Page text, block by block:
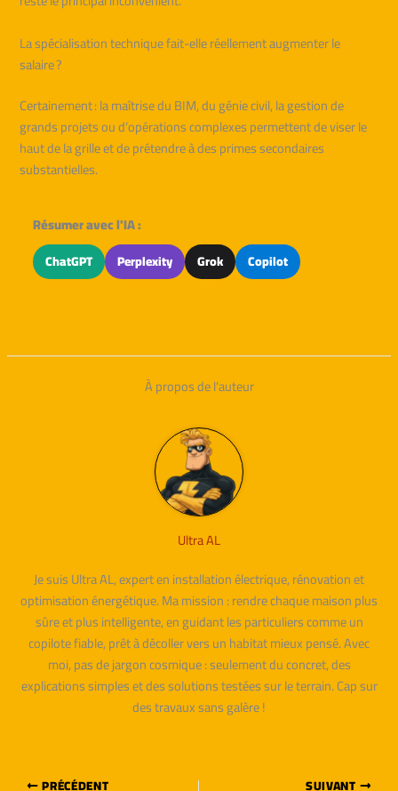
La spécialisation technique fait-elle réellement augmenter le
salaire ?
Certainement : la maîtrise du BIM, du génie civil, la gestion de
grands projets ou d’opérations complexes permettent de viser le
haut de la grille et de prétendre à des primes secondaires
substantielles.
Résumer avec l'IA :
ChatGPT Perplexity Grok Copilot
À propos de l'auteur
Ultra AL
Je suis Ultra AL, expert en installation électrique, rénovation et
optimisation énergétique. Ma mission : rendre chaque maison plus
sûre et plus intelligente, en guidant les particuliers comme un
copilote fiable, prêt à décoller vers un habitat mieux pensé. Avec
moi, pas de jargon cosmique : seulement du concret, des
explications simples et des solutions testées sur le terrain. Cap sur
des travaux sans galère !
PRÉCÉDENT SUIVANT